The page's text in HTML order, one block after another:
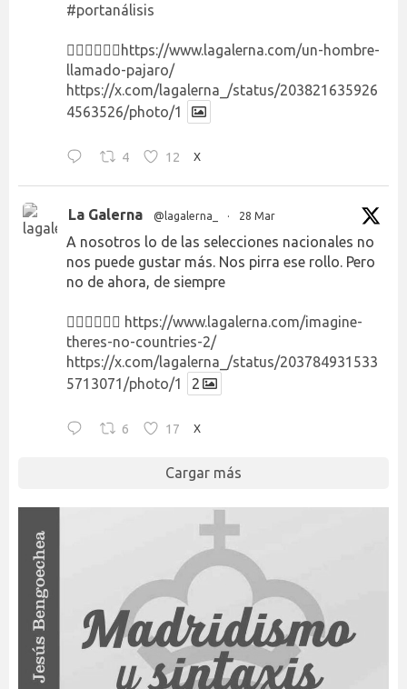
#portanálisis
👉🏻👉🏻👉🏻 https://www.lagalerna.com/un-hombre-
llamado-pajaro/
https://x.com/lagalerna_/status/203821635926
4563526/photo/1
4 12 X
La Galerna @lagalerna_ · 28 Mar
A nosotros lo de las selecciones nacionales no
nos puede gustar más. Nos pirra ese rollo. Pero
no de ahora, de siempre
👉🏻👉🏻👉🏻 https://www.lagalerna.com/imagine-
theres-no-countries-2/
https://x.com/lagalerna_/status/203784931533
5713071/photo/1
2
6 17 X
Cargar más